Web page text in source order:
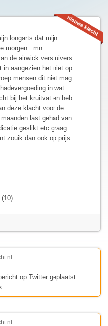
longarts dat mijn
morgen ..mn
de airwick verstuivers
in aangezien het niet op
mensen dit niet mag
in wat
bij het kruitvat en heb
deze klacht voor de
last gehad van
geslikt etc graag
zouik dan ook op prijs
(10)
op Twitter geplaatst